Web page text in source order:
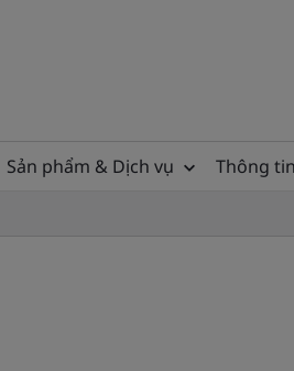
Sản phẩm & Dịch vụ Thông